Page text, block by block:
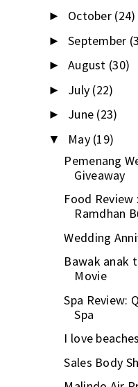
► October (24)
► September
► August (30)
► July (22)
► June (23)
▼ May (19)
Pemenang
Giveaway
Food Review
Ramdhan
Wedding
Bawak anak
Movie
Spa Review:
Spa
I love
Sales Body